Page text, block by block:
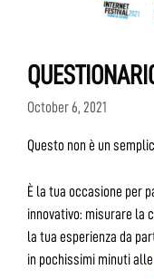
October 6, 2021
Questo non è un
È la tua occasione per
innovativo: misurare la
la tua esperienza da
in pochissimi minuti alle